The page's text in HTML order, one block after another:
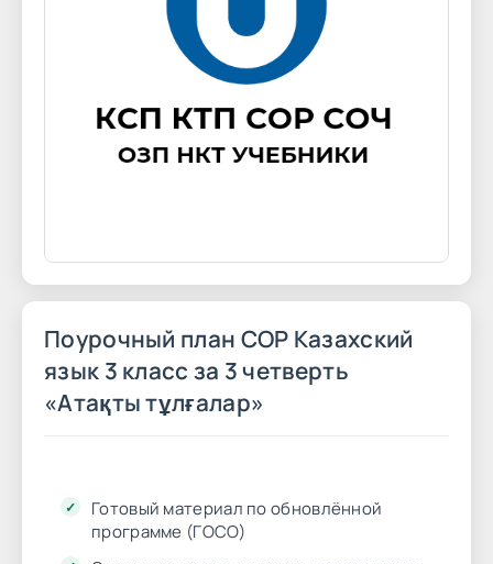
Поурочный план СОР Казахский
язык 3 класс за 3 четверть
«Атақты тұлғалар»
Готовый материал по обновлённой
программе (ГОСО)